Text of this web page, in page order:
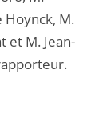
Hoynck, M.
et M. Jean-